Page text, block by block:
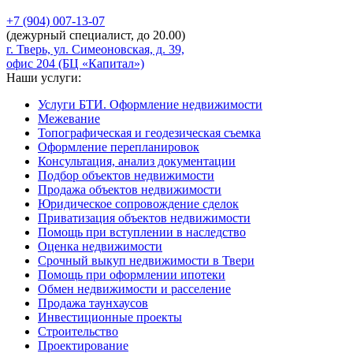
+7 (904) 007-13-07
(дежурный специалист, до 20.00)
г. Тверь, ул. Симеоновская, д. 39,
офис 204 (БЦ «Капитал»)
Наши услуги:
Услуги БТИ. Оформление недвижимости
Межевание
Топографическая и геодезическая съемка
Оформление перепланировок
Консультация, анализ документации
Подбор объектов недвижимости
Продажа объектов недвижимости
Юридическое сопровождение сделок
Приватизация объектов недвижимости
Помощь при вступлении в наследство
Оценка недвижимости
Срочный выкуп недвижимости в Твери
Помощь при оформлении ипотеки
Обмен недвижимости и расселение
Продажа таунхаусов
Инвестиционные проекты
Строительство
Проектирование